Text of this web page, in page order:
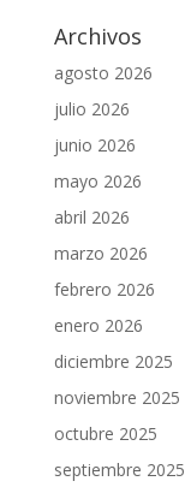
Archivos
agosto 2026
julio 2026
junio 2026
mayo 2026
abril 2026
marzo 2026
febrero 2026
enero 2026
diciembre 2025
noviembre 2025
octubre 2025
septiembre 2025